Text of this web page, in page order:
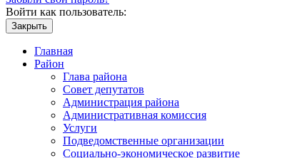
Войти как пользователь:
Закрыть
Главная
Район
Глава района
Совет депутатов
Администрация района
Административная комиссия
Услуги
Подведомственные организации
Социально-экономическое развитие